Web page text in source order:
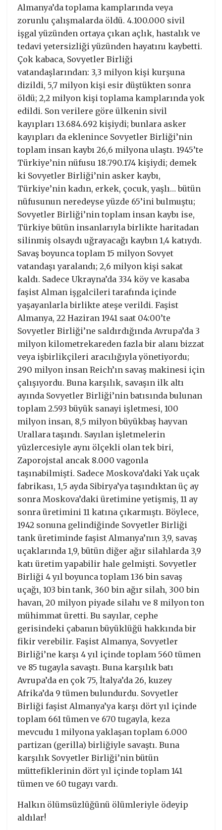
Almanya’da toplama kamplarında veya
zorunlu çalışmalarda öldü. 4.100.000 sivil
işgal yüzünden ortaya çıkan açlık, hastalık ve
tedavi yetersizliği yüzünden hayatını kaybetti.
Çok kabaca, Sovyetler Birliği
vatandaşlarından: 3,3 milyon kişi kurşuna
dizildi, 5,7 milyon kişi esir düştükten sonra
öldü; 2,2 milyon kişi toplama kamplarında yok
edildi. Son verilere göre ülkenin sivil
kayıpları 13.684.692 kişiydi; bunlara asker
kayıpları da eklenince Sovyetler Birliği’nin
toplam insan kaybı 26,6 milyona ulaştı. 1945’te
Türkiye’nin nüfusu 18.790.174 kişiydi; demek
ki Sovyetler Birliği’nin asker kaybı,
Türkiye’nin kadın, erkek, çocuk, yaşlı… bütün
nüfusunun neredeyse yüzde 65’ini bulmuştu;
Sovyetler Birliği’nin toplam insan kaybı ise,
Türkiye bütün insanlarıyla birlikte haritadan
silinmiş olsaydı uğrayacağı kaybın 1,4 katıydı.
Savaş boyunca toplam 15 milyon Sovyet
vatandaşı yaralandı; 2,6 milyon kişi sakat
kaldı. Sadece Ukrayna’da 334 köy ve kasaba
faşist Alman işgalcileri tarafında içinde
yaşayanlarla birlikte ateşe verildi. Faşist
Almanya, 22 Haziran 1941 saat 04:00’te
Sovyetler Birliği’ne saldırdığında Avrupa’da 3
milyon kilometrekareden fazla bir alanı bizzat
veya işbirlikçileri aracılığıyla yönetiyordu;
290 milyon insan Reich’ın savaş makinesi için
çalışıyordu. Buna karşılık, savaşın ilk altı
ayında Sovyetler Birliği’nin batısında bulunan
toplam 2.593 büyük sanayi işletmesi, 100
milyon insan, 8,5 milyon büyükbaş hayvan
Urallara taşındı. Sayılan işletmelerin
yüzlercesiyle aynı ölçekli olan tek biri,
Zaporojstal ancak 8.000 vagonla
taşınabilmişti. Sadece Moskova’daki Yak uçak
fabrikası, 1,5 ayda Sibirya’ya taşındıktan üç ay
sonra Moskova’daki üretimine yetişmiş, 11 ay
sonra üretimini 11 katına çıkarmıştı. Böylece,
1942 sonuna gelindiğinde Sovyetler Birliği
tank üretiminde faşist Almanya’nın 3,9, savaş
uçaklarında 1,9, bütün diğer ağır silahlarda 3,9
katı üretim yapabilir hale gelmişti. Sovyetler
Birliği 4 yıl boyunca toplam 136 bin savaş
uçağı, 103 bin tank, 360 bin ağır silah, 300 bin
havan, 20 milyon piyade silahı ve 8 milyon ton
mühimmat üretti. Bu sayılar, cephe
gerisindeki çabanın büyüklüğü hakkında bir
fikir verebilir. Faşist Almanya, Sovyetler
Birliği’ne karşı 4 yıl içinde toplam 560 tümen
ve 85 tugayla savaştı. Buna karşılık batı
Avrupa’da en çok 75, İtalya’da 26, kuzey
Afrika’da 9 tümen bulundurdu. Sovyetler
Birliği faşist Almanya’ya karşı dört yıl içinde
toplam 661 tümen ve 670 tugayla, keza
mevcudu 1 milyona yaklaşan toplam 6.000
partizan (gerilla) birliğiyle savaştı. Buna
karşılık Sovyetler Birliği’nin bütün
müttefiklerinin dört yıl içinde toplam 141
tümen ve 60 tugayı vardı.
Halkın ölümsüzlüğünü ölümleriyle ödeyip
aldılar!